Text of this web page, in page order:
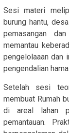
Sesi materi
burung hantu,
pemasangan
memantau
pengelolaaan dan
pengendalian
Setelah sesi
membuat Rumah
di areal lahan
pemantauan.